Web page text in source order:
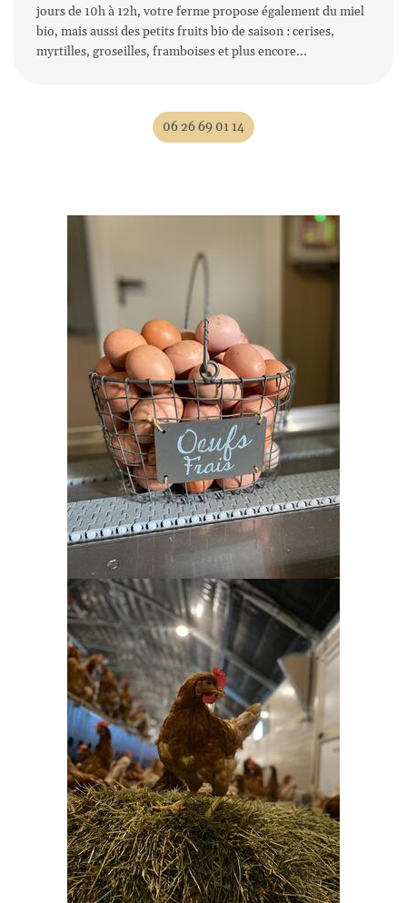
Rejoignez-
jours de 10h à 12h, votre ferme propose également du miel
bio, mais aussi des petits fruits bio de saison : cerises,
myrtilles, groseilles, framboises et plus encore...
06 26 69 01 14